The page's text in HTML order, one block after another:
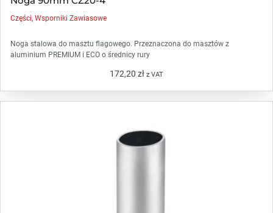
Części,Wsporniki Zawiasowe
Noga stalowa do masztu flagowego. Przeznaczona do masztów z
aluminium PREMIUM i ECO o średnicy rury
172,20 zł z VAT